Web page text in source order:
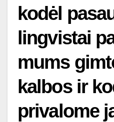
kodėl
lingvistai
mums
kalbos ir
privalome